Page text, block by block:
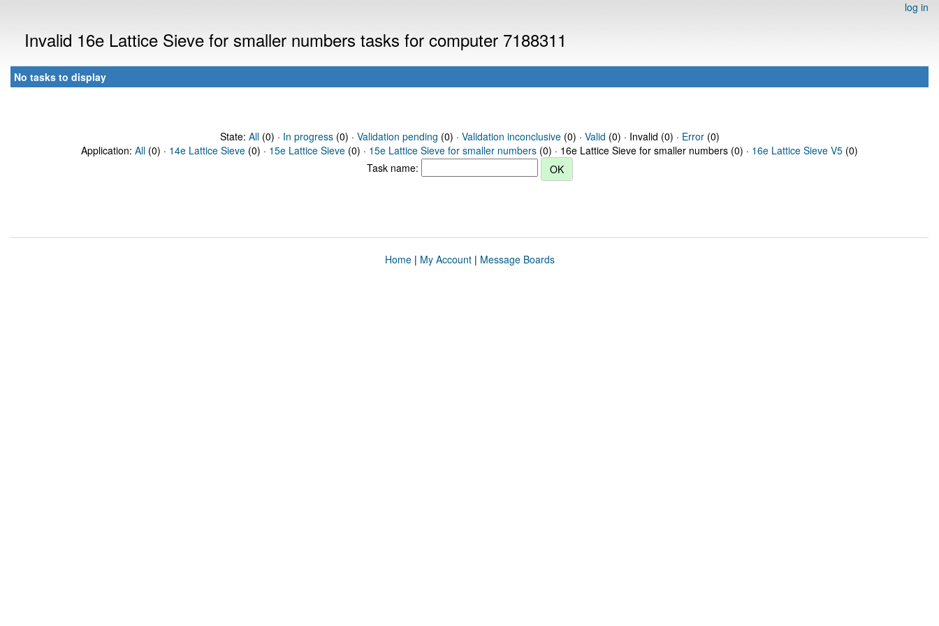
log in
Invalid 16e Lattice Sieve for smaller numbers tasks for computer 7188311
No tasks to display
State: All(0) · In progress(0) · Validation pending (0) · Validation inconclusive(0) · Valid (0) · Invalid (0) · Error(0)
Application: All (0) · 14e Lattice Sieve (0) · 15e Lattice Sieve (0) · 15e Lattice Sieve for smaller numbers (0) · 16e Lattice Sieve for smaller numbers (0) · 16e Lattice Sieve V5 (0)
Task name:
Home| My Account| Message Boards